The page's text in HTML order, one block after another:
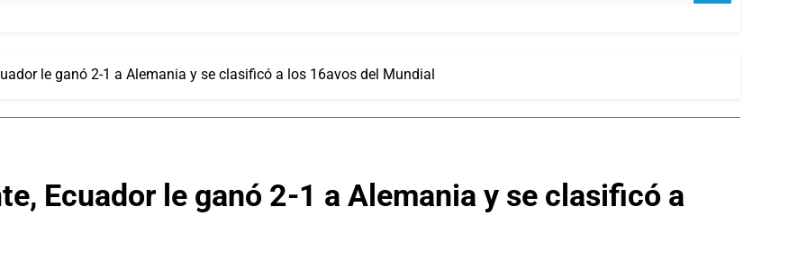
le ganó 2-1 a Alemania y se clasificó a los 16avos del Mundial
Ecuador le ganó 2-1 a Alemania y se clasificó a